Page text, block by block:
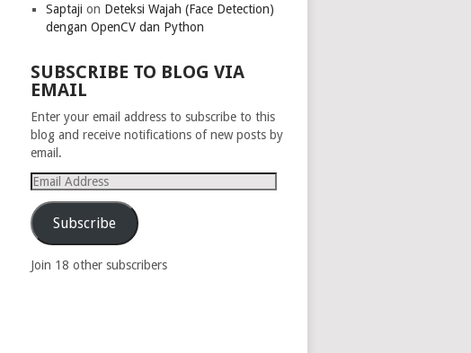
Saptaji on Deteksi Wajah (Face Detection)
dengan OpenCV dan Python
SUBSCRIBE TO BLOG VIA
EMAIL
Enter your email address to subscribe to this
blog and receive notifications of new posts by
email.
Email
Address
Subscribe
Join 18 other subscribers